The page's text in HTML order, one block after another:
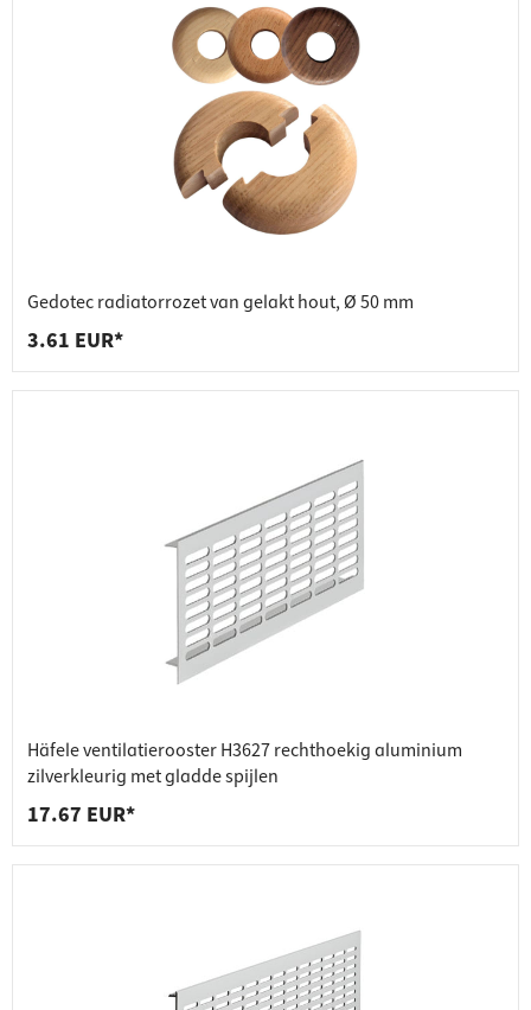
Gedotec radiatorrozet van gelakt hout, Ø 50 mm
3.61 EUR*
Häfele ventilatierooster H3627 rechthoekig aluminium
zilverkleurig met gladde spijlen
17.67 EUR*